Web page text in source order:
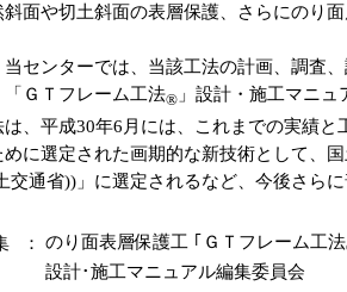
斜面や切土斜面の表層保護、さらにのり
センターでは、当該工法の計画、調査
「ＧＴフレーム工法® 」設計・施工マニ
、平成30年6月には、これまでの実績と
めに選定された画期的な新技術として、
交通省))」に選定されるなど、今後さら
： のり面表層保護工 ｢ＧＴフレーム工法
設計･施工マニュアル編集委員会